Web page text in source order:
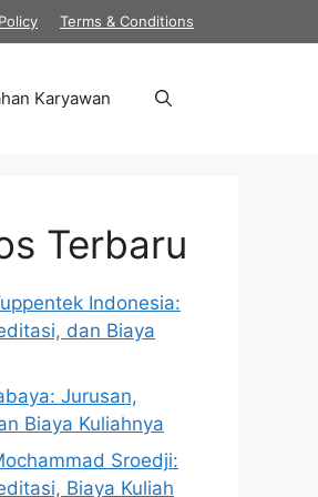
Terms & Conditions
Karyawan
Terbaru
Indonesia:
dan Biaya
Jurusan,
Biaya Kuliahnya
Sroedji:
Biaya Kuliah